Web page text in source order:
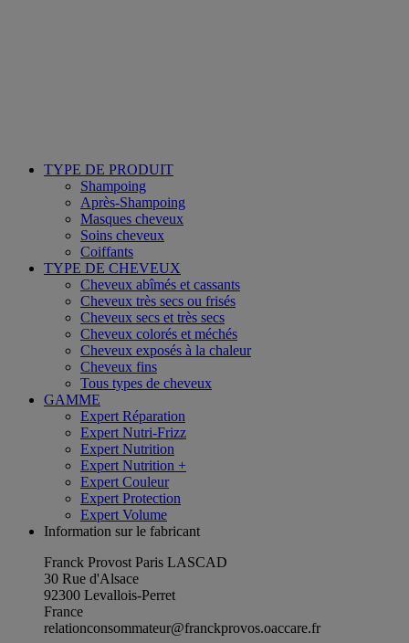
TYPE DE PRODUIT
Shampoing
Après-Shampoing
Masques cheveux
Soins cheveux
Coiffants
TYPE DE CHEVEUX
Cheveux abîmés et cassants
Cheveux très secs ou frisés
Cheveux secs et très secs
Cheveux colorés et méchés
Cheveux exposés à la chaleur
Cheveux fins
Tous types de cheveux
GAMME
Expert Réparation
Expert Nutri-Frizz
Expert Nutrition
Expert Nutrition +
Expert Couleur
Expert Protection
Expert Volume
Information sur le fabricant
Franck Provost Paris LASCAD
30 Rue d'Alsace
92300 Levallois-Perret
France
relationconsommateur@franckprovos.oaccare.fr